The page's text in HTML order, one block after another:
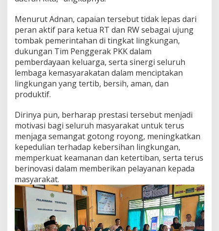
Menurut Adnan, capaian tersebut tidak lepas dari
peran aktif para ketua RT dan RW sebagai ujung
tombak pemerintahan di tingkat lingkungan,
dukungan Tim Penggerak PKK dalam
pemberdayaan keluarga, serta sinergi seluruh
lembaga kemasyarakatan dalam menciptakan
lingkungan yang tertib, bersih, aman, dan
produktif.
Dirinya pun, berharap prestasi tersebut menjadi
motivasi bagi seluruh masyarakat untuk terus
menjaga semangat gotong royong, meningkatkan
kepedulian terhadap kebersihan lingkungan,
memperkuat keamanan dan ketertiban, serta terus
berinovasi dalam memberikan pelayanan kepada
masyarakat.